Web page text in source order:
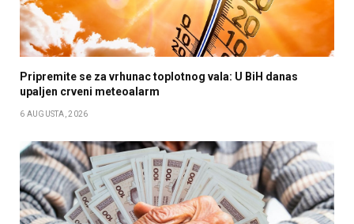
Pripremite se za vrhunac toplotnog vala: U BiH danas
upaljen crveni meteoalarm
6 AUGUSTA, 2026